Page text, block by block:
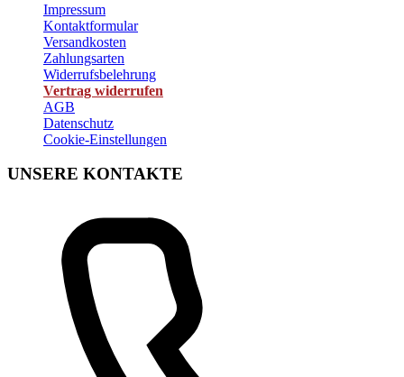
Impressum
Kontaktformular
Versandkosten
Zahlungsarten
Widerrufsbelehrung
Vertrag widerrufen
AGB
Datenschutz
Cookie-Einstellungen
UNSERE KONTAKTE